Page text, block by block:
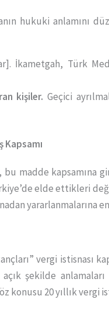
hukuki anlamını
İkametgah, Türk
kişiler. Geçici
Kapsamı
madde kapsamına
elde ettikleri
yararlanmalarına
vergi istisnası
şekilde
20 yıllık vergi